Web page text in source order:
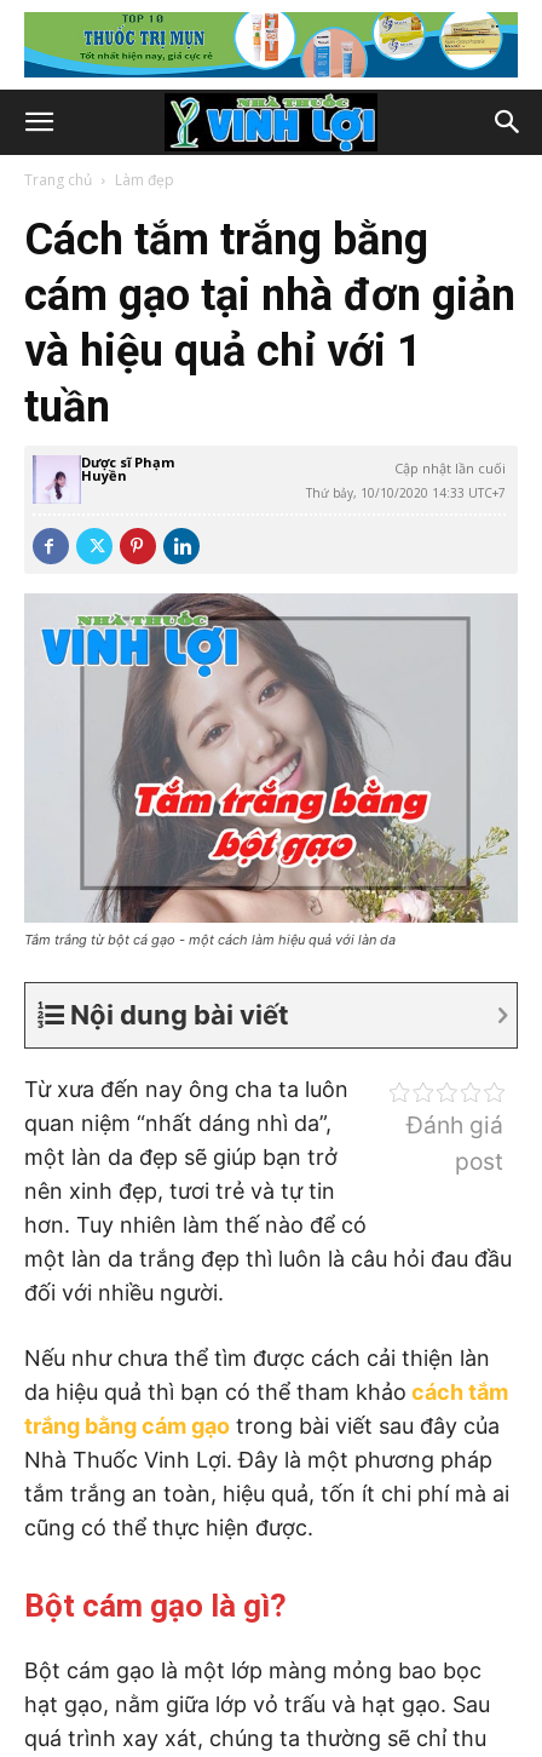
Trang chủ Làm đẹp
Cách tắm trắng bằng
cám gạo tại nhà đơn giản
và hiệu quả chỉ với 1
tuần
Dược sĩ Phạm
Huyền Cập nhật lần cuối
Thứ bảy, 10/10/2020 14:33 UTC+7
Tắm trắng từ bột cá gạo - một cách làm hiệu quả với làn da
Nội dung bài viết
Đánh giá
post
Từ xưa đến nay ông cha ta luôn
quan niệm “nhất dáng nhì da”,
một làn da đẹp sẽ giúp bạn trở
nên xinh đẹp, tươi trẻ và tự tin
hơn. Tuy nhiên làm thế nào để có
một làn da trắng đẹp thì luôn là câu hỏi đau đầu
đối với nhiều người.
Nếu như chưa thể tìm được cách cải thiện làn
da hiệu quả thì bạn có thể tham khảo cách tắm
trắng bằng cám gạo trong bài viết sau đây của
Nhà Thuốc Vinh Lợi. Đây là một phương pháp
tắm trắng an toàn, hiệu quả, tốn ít chi phí mà ai
cũng có thể thực hiện được.
Bột cám gạo là gì?
Bột cám gạo là một lớp màng mỏng bao bọc
hạt gạo, nằm giữa lớp vỏ trấu và hạt gạo. Sau
quá trình xay xát, chúng ta thường sẽ chỉ thu